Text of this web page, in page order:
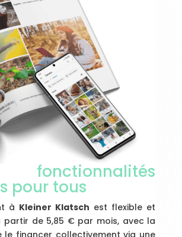
pour tous
à Kleiner Klatsch est flexible et
partir de 5,85 € par mois, avec la
le financer collectivement via une